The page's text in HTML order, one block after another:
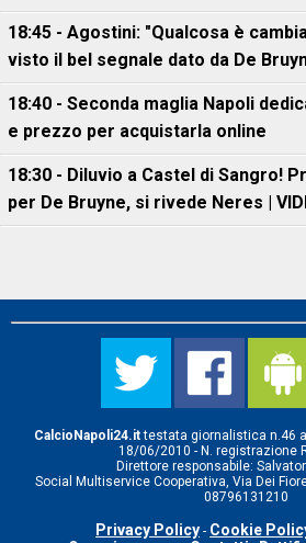
18:45 - Agostini: "Qualcosa è
visto il bel segnale dato da De
18:40 - Seconda maglia Napoli
e prezzo per acquistarla online
18:30 - Diluvio a Castel di Sangro!
per De Bruyne, si rivede Neres |
CalcioNapoli24.ittestata giornalistica n.46
18/06/2010 - N. registrazione
Direttore responsabile:
Social Multiservice Cooperativa, Via Dei
08796131210
Privacy Policy - Cookie